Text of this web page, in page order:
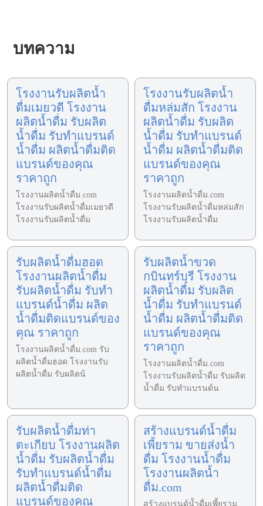
บทความ
โรงงานรับผลิตน้ำ
ดื่มเมยวดี โรงงาน
ผลิตน้ำดื่ม รับผลิต
น้ำดื่ม รับทำแบรนด์
น้ำดื่ม ผลิตน้ำดื่มติด
แบรนด์ของคุณ
ราคาถูก
โรงงานผลิตน้ำดื่ม.com
โรงงานรับผลิตน้ำดื่มเมยวดี
โรงงานรับผลิตน้ำดื่ม
โรงงานรับผลิตน้ำ
ดื่มหล่มสัก โรงงาน
ผลิตน้ำดื่ม รับผลิต
น้ำดื่ม รับทำแบรนด์
น้ำดื่ม ผลิตน้ำดื่มติด
แบรนด์ของคุณ
ราคาถูก
โรงงานผลิตน้ำดื่ม.com
โรงงานรับผลิตน้ำดื่มหล่มสัก
โรงงานรับผลิตน้ำดื่ม
รับผลิตน้ำดื่มฮอด
โรงงานผลิตน้ำดื่ม
รับผลิตน้ำดื่ม รับทำ
แบรนด์น้ำดื่ม ผลิต
น้ำดื่มติดแบรนด์ของ
คุณ ราคาถูก
โรงงานผลิตน้ำดื่ม.com รับ
ผลิตน้ำดื่มฮอด โรงงานรับ
ผลิตน้ำดื่ม รับผลิตน้
รับผลิตน้ำขวด
กบินทร์บุรี โรงงาน
ผลิตน้ำดื่ม รับผลิต
น้ำดื่ม รับทำแบรนด์
น้ำดื่ม ผลิตน้ำดื่มติด
แบรนด์ของคุณ
ราคาถูก
โรงงานผลิตน้ำดื่ม.com
โรงงานรับผลิตน้ำดื่ม รับผลิต
น้ำดื่ม รับทำแบรนด์น
รับผลิตน้ำดื่มท่า
ตะเกียบ โรงงานผลิต
น้ำดื่ม รับผลิตน้ำดื่ม
รับทำแบรนด์น้ำดื่ม
ผลิตน้ำดื่มติด
แบรนด์ของคุณ
สร้างแบรนด์น้ำดื่ม
เพี้ยราม ขายส่งน้ำ
ดื่ม โรงงานน้ำดื่ม
โรงงานผลิตน้ำ
ดื่ม.com
สร้างแบรนด์น้ำดื่มเพี้ยราม